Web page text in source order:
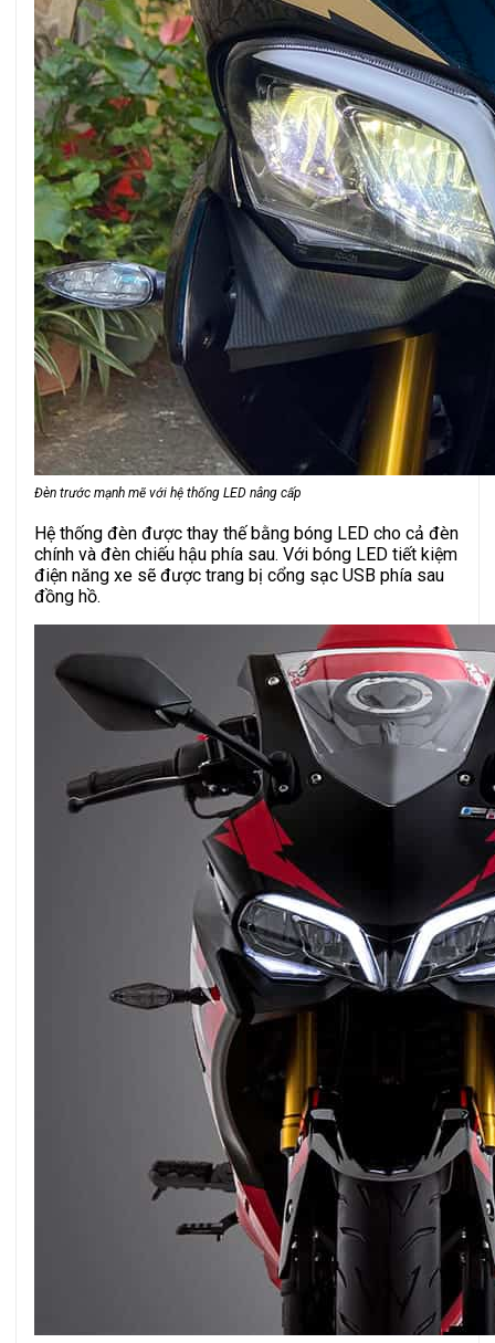
Đèn trước mạnh mẽ với hệ thống LED nâng cấp
Hệ thống đèn được thay thế bằng bóng LED cho cả đèn
chính và đèn chiếu hậu phía sau. Với bóng LED tiết kiệm
điện năng xe sẽ được trang bị cổng sạc USB phía sau
đồng hồ.